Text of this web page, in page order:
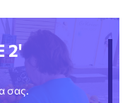
2'
σας.